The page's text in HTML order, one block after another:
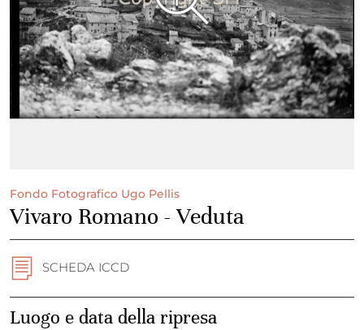
Fondo Fotografico Ugo Pellis
Vivaro Romano - Veduta
SCHEDA ICCD
Luogo e data della ripresa